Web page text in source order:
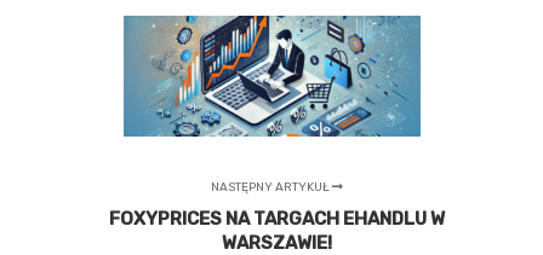
NASTĘPNY ARTYKUŁ
FOXYPRICES NA TARGACH EHANDLU W
WARSZAWIE!